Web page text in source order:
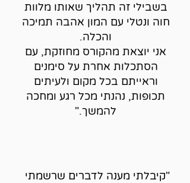
בשבילי זה תהליך שאותו מלוות
חוה ונטלי עם המון אהבה תמיכה
והכלה.
אני יוצאת מהקורס מחוזקת, עם
הסתכלות אחרת על סימנים
וראייתם בכל מקום ולעיתים
תכופות, נהנתי מכל רגע ומחכה
להמשך."
"קיבלתי מענה לדברים שרשמתי